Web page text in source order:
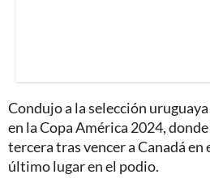
Condujo a la selección
en la Copa América 2024,
tercera tras vencer a Canadá en
último lugar en el podio.